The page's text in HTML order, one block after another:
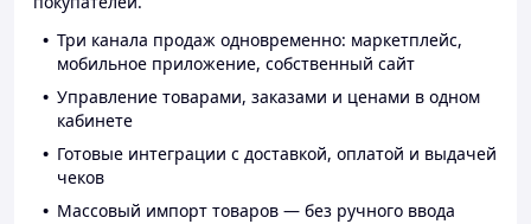
Три канала продаж одновременно: маркетплейс,
мобильное приложение, собственный сайт
Управление товарами, заказами и ценами в одном
кабинете
Готовые интеграции с доставкой, оплатой и выдачей
чеков
Массовый импорт товаров — без ручного ввода